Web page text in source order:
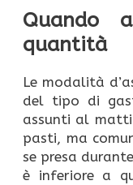
Quando
quantità
Le modalità
del tipo di
assunti al
pasti, ma
se presa
è inferiore a